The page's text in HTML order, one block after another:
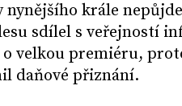
nynějšího krále
sdílel s veřejností
o velkou premiéru,
daňové přiznání.